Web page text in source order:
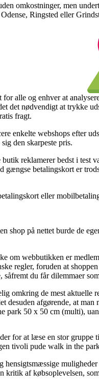
omkostninger, men
Ringsted eller
alle og enhver at
det nødvendigt at trykke
fragt.
enkelte webshops efter
den skarpeste pris.
reklamerer bedst i test
betalingskort er
eller
shop på nettet burde de
om webbutikken er
regler, foruden at
du får dilemmaer
omkring de mest
desuden afgørende, at
park 50 x 50 cm (multi),
for at læse en stor gruppe
tivoli pude walk in the
hensigtsmæssige
kritik af købsoplevelsen,